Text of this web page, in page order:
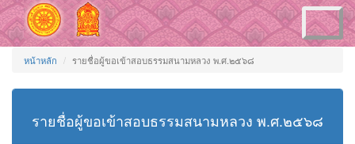
Toggle
navigation
หน้าหลัก รายชื่อผู้ขอเข้าสอบธรรมสนามหลวง พ.ศ.๒๕๖๘
รายชื่อผู้ขอเข้าสอบธรรมสนามหลวง พ.ศ.๒๕๖๘